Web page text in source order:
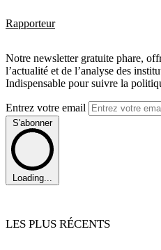
Rapporteur
Notre newsletter gratuite phare,
l’actualité et de l’analyse des
Indispensable pour suivre la
Entrez votre email
S'abonner
Loading...
LES PLUS RÉCENTS